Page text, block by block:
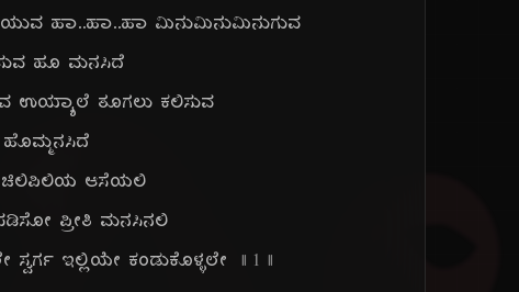
ಹಾ..ಹಾ..ಹಾ ಮಿನುಮಿನುಮಿನುಗುವ
ಹೂ ಮನಸಿದೆ
ಉಯ್ಯಾಲೆ ತೂಗಲು ಕಲಿಸುವ
ಹೊಮ್ಮನಸಿದೆ
ಚಿಲಿಪಿಲಿಯ ಆಸೆಯಲಿ
ಪ್ರೀತಿ ಮನಸಿನಲಿ
ಸ್ವರ್ಗ ಇಲ್ಲಿಯೇ ಕಂಡುಕೊಳ್ಳಲೇ
|| ೧ ||